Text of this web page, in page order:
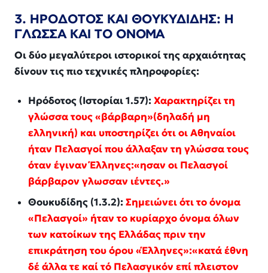
3. ΗΡΟΔΟΤΟΣ ΚΑΙ ΘΟΥΚΥΔΙΔΗΣ: Η
ΓΛΩΣΣΑ ΚΑΙ ΤΟ ΟΝΟΜΑ
Οι δύο μεγαλύτεροι ιστορικοί της αρχαιότητας
δίνουν τις πιο τεχνικές πληροφορίες:
Ηρόδοτος (Ιστορίαι 1.57):Χαρακτηρίζει τη
γλώσσα τους «βάρβαρη»(δηλαδή μη
ελληνική) και υποστηρίζει ότι οι Αθηναίοι
ήταν Πελασγοί που άλλαξαν τη γλώσσα τους
όταν έγιναν Έλληνες:«ησαν οι Πελασγοί
βάρβαρον γλωσσαν ιέντες.»
Θουκυδίδης (1.3.2):Σημειώνει ότι το όνομα
«Πελασγοί» ήταν το κυρίαρχο όνομα όλων
των κατοίκων της Ελλάδας πριν την
επικράτηση του όρου «Έλληνες»:«κατά έθνη
δέ άλλα τε καί τό Πελασγικόν επί πλειστον